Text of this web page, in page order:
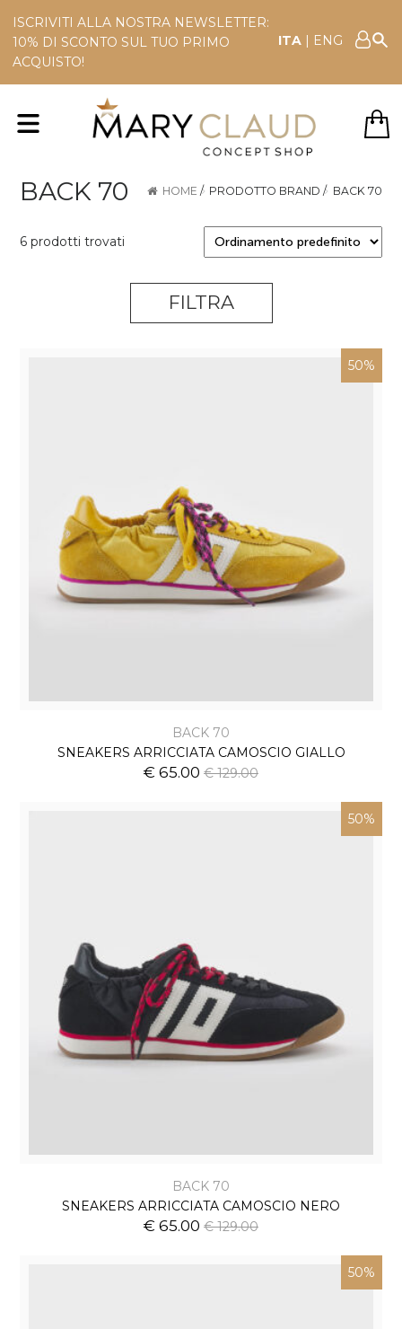
ISCRIVITI ALLA NOSTRA NEWSLETTER:
10% DI SCONTO SUL TUO PRIMO
ACQUISTO!
ITA | ENG
BACK 70 HOME / PRODOTTO BRAND / BACK 70
6 prodotti trovati
FILTRA
50%
BACK 70
SNEAKERS ARRICCIATA CAMOSCIO GIALLO
€ 65.00 € 129.00
50%
BACK 70
SNEAKERS ARRICCIATA CAMOSCIO NERO
€ 65.00 € 129.00
50%